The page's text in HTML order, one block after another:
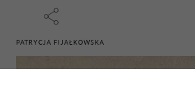
PATRYCJA FIJAŁKOWSKA